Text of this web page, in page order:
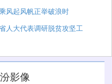
风起风帆正举破浪时
人大代表调研脱贫攻坚工
影像